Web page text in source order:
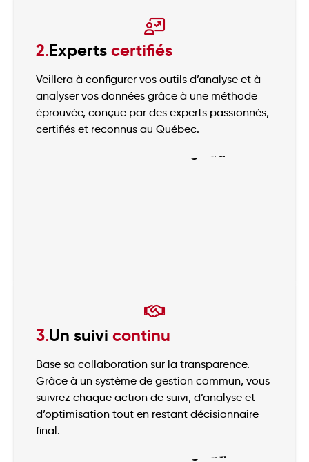
2.Experts certifiés
Veillera à configurer vos outils d’analyse et à
analyser vos données grâce à une méthode
éprouvée, conçue par des experts passionnés,
certifiés et reconnus au Québec.
3.Un suivi continu
Base sa collaboration sur la transparence.
Grâce à un système de gestion commun, vous
suivrez chaque action de suivi, d’analyse et
d’optimisation tout en restant décisionnaire
final.